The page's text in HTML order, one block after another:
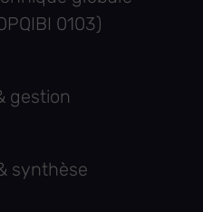
0103)
gestion
synthèse